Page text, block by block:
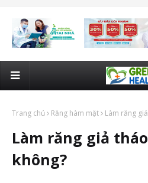
Trang chủ Răng hàm mặt Làm răng
Làm răng giả
không?